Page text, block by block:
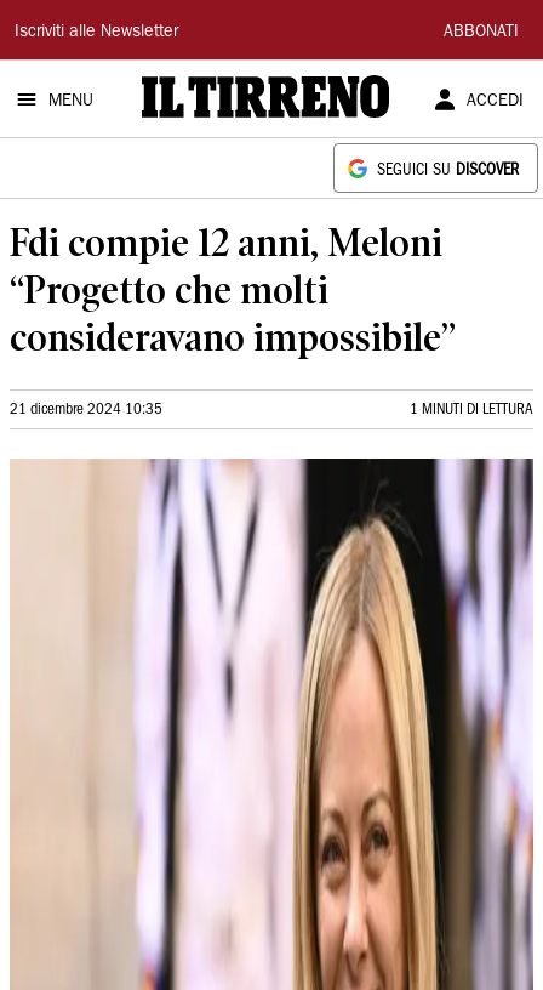
Il
Tirreno
Iscriviti alle Newsletter ABBONATI
MENU ACCEDI
SEGUICI SU DISCOVER
Fdi compie 12 anni, Meloni
“Progetto che molti
consideravano impossibile”
21 dicembre 2024 10:35 1 MINUTI DI LETTURA